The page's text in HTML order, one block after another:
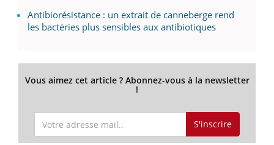
Antibiorésistance : un extrait de canneberge rend
les bactéries plus sensibles aux antibiotiques
Vous aimez cet article ? Abonnez-vous à la newsletter
!
S'inscrire